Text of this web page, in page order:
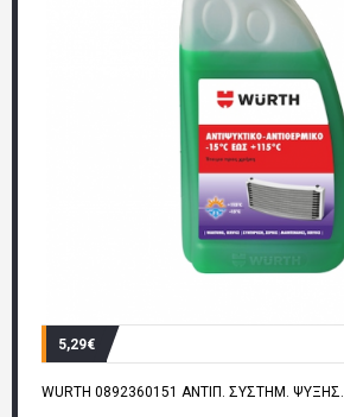
5,29€
WURTH 0892360151 ΑΝΤΙΠ. ΣΥΣΤΗΜ. ΨΥΞΗΣ...